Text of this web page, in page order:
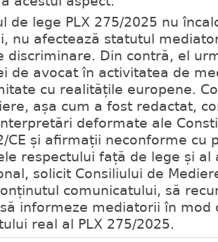
de lege PLX 275/2025 nu
nu afectează statutul
discriminare. Din contră, el
de avocat în activitatea de
cu realitățile europene.
așa cum a fost redactat,
deformate ale
CE și afirmații neconforme cu
respectului față de lege și al
solicit Consiliului de
comunicatului, să
informeze mediatorii în mod
real al PLX 275/2025.